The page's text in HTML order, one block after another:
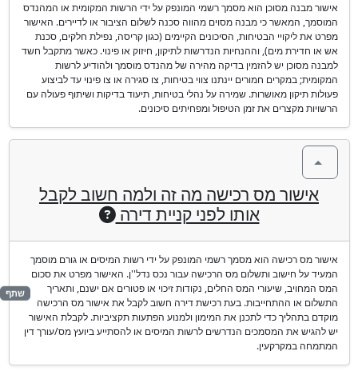
אישור מבנה מסוכן הוא מסמך רשמי המונפק על ידי הרשות המקומית או המהנדס
המוסמך, המאשר כי מבנה מסוים מהווה סכנה לשלום הציבור או לדיירים. האישור
מפרט את ליקויי הבטיחות, הסיכונים הקיימים (כגון קריסה, נפילת חלקים, סכנת
אש או חדירת מים), וההנחיות הנדרשות לתיקון, חיזוק או פינוי. כאשר מתקבל חשד
למבנה מסוכן יש להזמין בדיקה מהירה של מהנדס מוסמך ולהודיע לרשות
המקומית; במקרים חמורים יינתנו צווי בטיחות, צו סגירה או צו פינוי עד לביצוע
פעולות תיקון מאושרות. שמירה על נהלי בטיחות, תיעוד בדיקות ושיתוף פעולה עם
הרשויות מקצרים את זמן הטיפול ומפחיתים סיכונים.
אישור מס רכישה מה זה ולמה חשוב לקבל
אותו לפני קניית דירה
אישור מס רכישה הוא מסמך רשמי המונפק על ידי רשות המיסים או גורם מוסמך
המעיד על חישוב ותשלום מס הרכישה עבור נכס נדל''ן. האישור מפרט את סכום
המס המחויב, שיעורי המס החלים, נקודות זיכוי או פטורים אם ישנם, ותאריך
התשלום או ההתחייבות. בעת רכישת דירה חשוב לקבל את אישור מס הרכישה
מוקדם בתהליך כדי לתכנן את המימון ולמנוע הפתעות תקציביות. לקבלת האישור
יש להגיש את המסמכים הנדרשים לרשות המיסים או להסתייע ביועץ מס/עורך דין
המתמחה במקרקעין.
שתף